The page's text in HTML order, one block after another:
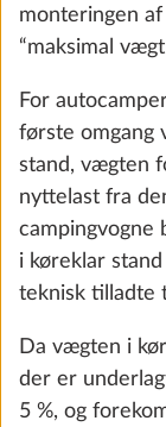
inkl.
gasfilter
monteringen
“maksimal
For
første omgang
stand, vægten
nyttelast fra
i køreklar
teknisk tilladte
Da vægten i
der er
5 %, og